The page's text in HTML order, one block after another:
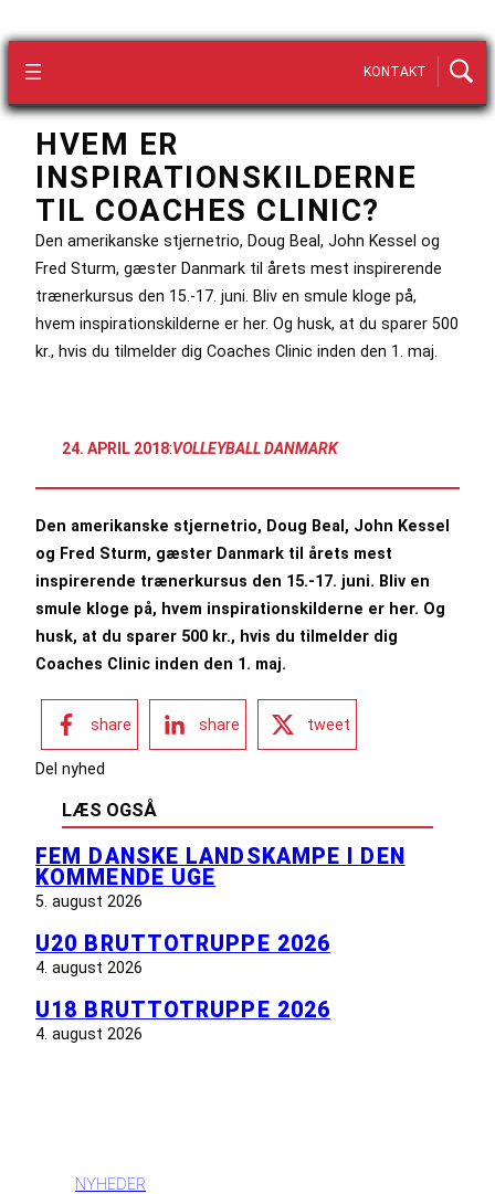
KONTAKT
HVEM ER
INSPIRATIONSKILDERNE
TIL COACHES CLINIC?
Den amerikanske stjernetrio, Doug Beal, John Kessel og
Fred Sturm, gæster Danmark til årets mest inspirerende
trænerkursus den 15.-17. juni. Bliv en smule kloge på,
hvem inspirationskilderne er her. Og husk, at du sparer 500
kr., hvis du tilmelder dig Coaches Clinic inden den 1. maj.
24. APRIL 2018:VOLLEYBALL DANMARK
Den amerikanske stjernetrio, Doug Beal, John Kessel
og Fred Sturm, gæster Danmark til årets mest
inspirerende trænerkursus den 15.-17. juni. Bliv en
smule kloge på, hvem inspirationskilderne er her. Og
husk, at du sparer 500 kr., hvis du tilmelder dig
Coaches Clinic inden den 1. maj.
share share tweet
Del nyhed
LÆS OGSÅ
FEM DANSKE LANDSKAMPE I DEN
KOMMENDE UGE
5. august 2026
U20 BRUTTOTRUPPE 2026
4. august 2026
U18 BRUTTOTRUPPE 2026
4. august 2026
NYHEDER